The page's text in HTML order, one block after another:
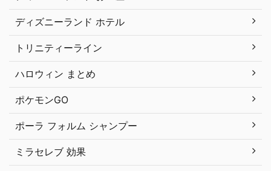
ディズニーランド ホテル
トリニティーライン
ハロウィン まとめ
ポケモンGO
ポーラ フォルム シャンプー
ミラセレブ 効果